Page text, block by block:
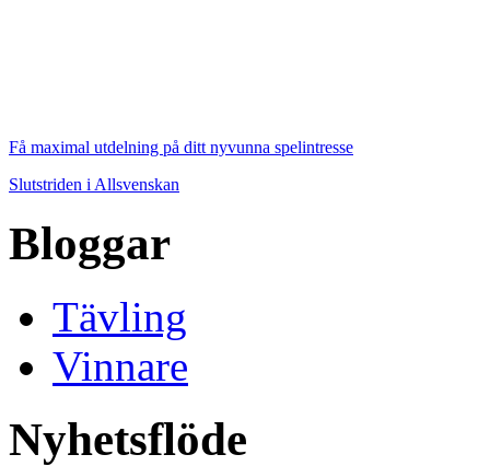
Få maximal utdelning på ditt nyvunna spelintresse
Slutstriden i Allsvenskan
Bloggar
Tävling
Vinnare
Nyhetsflöde